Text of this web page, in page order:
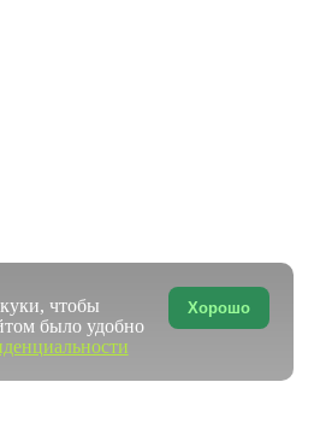
Хорошо
чтобы
было удобно